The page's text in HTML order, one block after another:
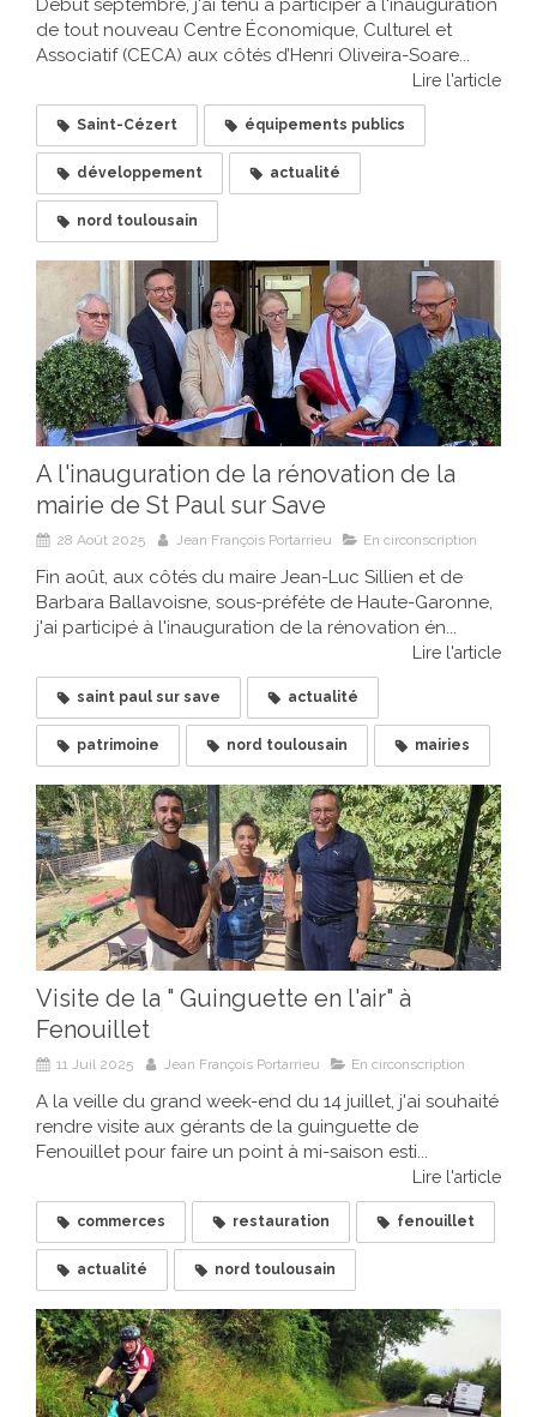
Début septembre, j'ai tenu à participer à l'inauguration
de tout nouveau Centre Économique, Culturel et
Associatif (CECA) aux côtés d’Henri Oliveira-Soare...
Lire l'article
Saint-Cézert équipements publics
développement actualité
nord toulousain
A l'inauguration de la rénovation de la
mairie de St Paul sur Save
28 Août 2025 Jean François Portarrieu En circonscription
Fin août, aux côtés du maire Jean-Luc Sillien et de
Barbara Ballavoisne, sous-préféte de Haute-Garonne,
j'ai participé à l'inauguration de la rénovation én...
Lire l'article
saint paul sur save actualité
patrimoine nord toulousain mairies
Visite de la " Guinguette en l'air" à
Fenouillet
11 Juil 2025 Jean François Portarrieu En circonscription
A la veille du grand week-end du 14 juillet, j'ai souhaité
rendre visite aux gérants de la guinguette de
Fenouillet pour faire un point à mi-saison esti...
Lire l'article
commerces restauration fenouillet
actualité nord toulousain